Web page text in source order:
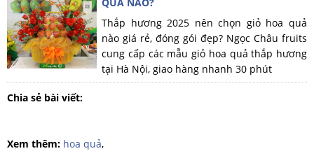
QUẢ NÀO?
Thắp hương 2025 nên chọn giỏ hoa quả
nào giá rẻ, đóng gói đẹp? Ngọc Châu fruits
cung cấp các mẫu giỏ hoa quả thắp hương
tại Hà Nội, giao hàng nhanh 30 phút
Chia sẻ bài viết:
Xem thêm: hoa quả,